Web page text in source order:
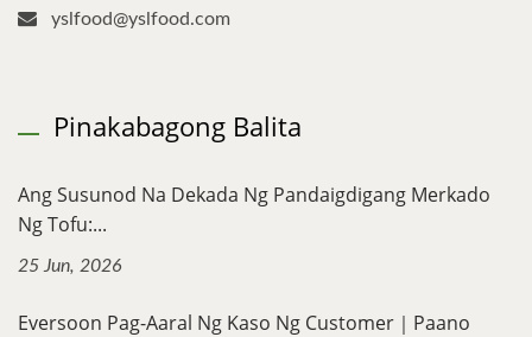
yslfood@yslfood.com
Pinakabagong Balita
Ang Susunod Na Dekada Ng Pandaigdigang Merkado
Ng Tofu:...
25 Jun, 2026
Eversoon Pag-Aaral Ng Kaso Ng Customer｜Paano